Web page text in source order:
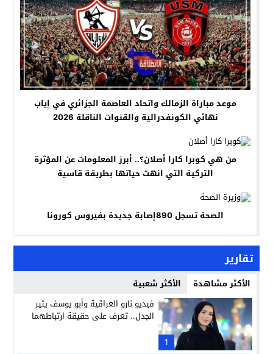
موعد مباراة الزمالك واتحاد العاصمة الجزائري في إياب
نهائي الكونفدرالية والقنوات الناقلة 2026
من هي كوبرا كارا أصلان؟.. أبرز المعلومات عن المؤثرة
التركية التي انهت حياتها بطريقة قاسية
الصحة تسجل 890إصابة جديدة بفيروس كورونا
تقارير
الأكثر مشاهدة الأكثر شعبية
1
فيديو نارو العراقية وأبو يوسف يثير
الجدل.. تعرف على حقيقة ارتباطهما